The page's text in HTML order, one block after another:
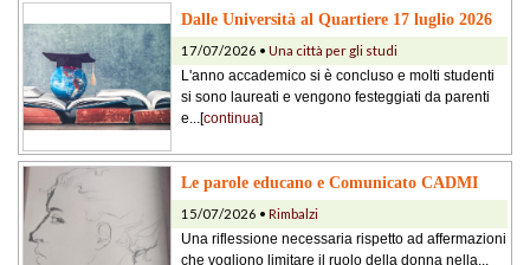
Dalle Università al Quartiere 17 luglio 2026
17/07/2026 • Una città per gli studi
L'anno accademico si è concluso e molti studenti
si sono laureati e vengono festeggiati da parenti
e...[continua]
Le parole educano e Comunicato CADMI
15/07/2026 • Rimbalzi
Una riflessione necessaria rispetto ad affermazioni
che vogliono limitare il ruolo della donna nella...